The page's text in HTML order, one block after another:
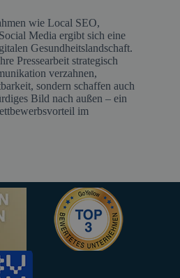
wie Local SEO,
Media ergibt sich eine
Gesundheitslandschaft.
Pressearbeit strategisch
verzahnen,
sondern schaffen auch
Bild nach außen – ein
im